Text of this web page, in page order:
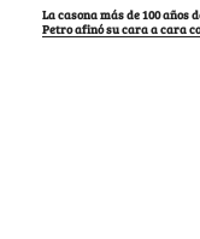
La casona más de 100 años
Petro afinó su cara a cara